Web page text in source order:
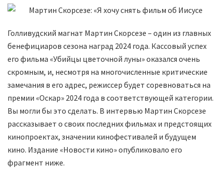
Голливудский магнат Мартин Скорсезе – один из главных
бенефициаров сезона наград 2024 года. Кассовый успех
его фильма «Убийцы цветочной луны» оказался очень
скромным, и, несмотря на многочисленные критические
замечания в его адрес, режиссер будет соревноваться на
премии «Оскар» 2024 года в соответствующей категории.
Вы могли бы это сделать. В интервью Мартин Скорсезе
рассказывает о своих последних фильмах и предстоящих
кинопроектах, значении кинофестивалей и будущем
кино. Издание «Новости кино» опубликовало его
фрагмент ниже.